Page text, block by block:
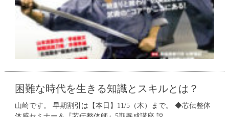
困難な時代を生きる知識とスキルとは？
山崎です。 早期割引は【本日】11/5（木）まで。 ◆芯伝整体